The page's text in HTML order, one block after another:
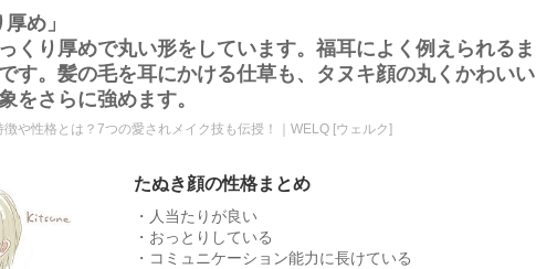
め」
くり厚めで丸い形をしています。福耳によく例えられるま
す。髪の毛を耳にかける仕草も、タヌキ顔の丸くかわいい
をさらに強めます。
や性格とは？7つの愛されメイク技も伝授！｜WELQ [ウェルク]
たぬき顔の性格まとめ
・人当たりが良い
・おっとりしている
・コミュニケーション能力に長けている